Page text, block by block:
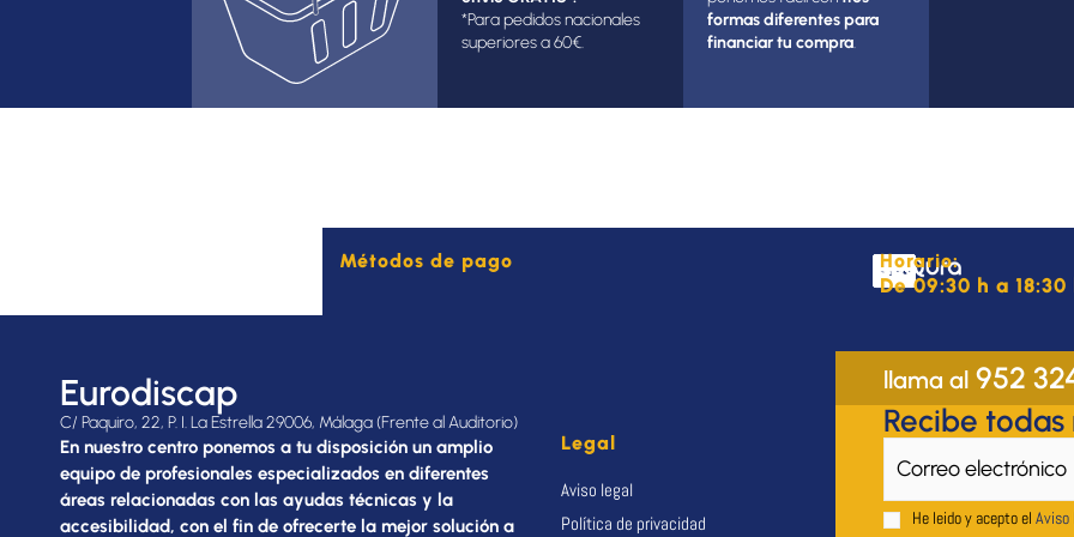
*Para pedidos nacionales
superiores a 60€.
formas diferentes para
financiar tu compra.
Métodos de pago Horario:
De 09:30 h a 18:30
Eurodiscap
C/ Paquiro, 22, P. I. La Estrella 29006, Málaga (Frente al Auditorio)
En nuestro centro ponemos a tu disposición un amplio
equipo de profesionales especializados en diferentes
áreas relacionadas con las ayudas técnicas y la
accesibilidad, con el fin de ofrecerte la mejor solución a
Legal
Aviso legal
Política de privacidad
llama al952
Recibe
He leido y acepto el Aviso